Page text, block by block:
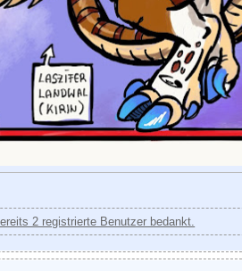
2 registrierte Benutzer bedankt.